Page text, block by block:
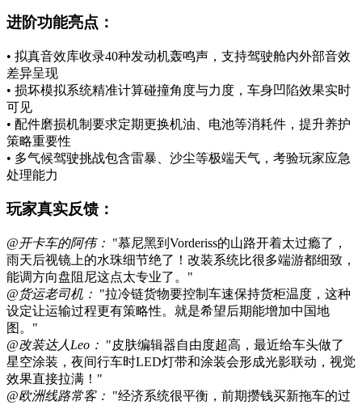
进阶功能亮点：
• 拟真音效库收录40种发动机轰鸣声，支持驾驶舱内外部音效
差异呈现
• 损坏模拟系统精准计算碰撞角度与力度，车身凹陷效果实时
可见
• 配件磨损机制要求定期更换机油、电池等消耗件，提升养护
策略重要性
• 多气候驾驶挑战包含雷暴、沙尘等极端天气，考验玩家应急
处理能力
玩家真实反馈：
@开卡车的阿伟： "慕尼黑到Vorderiss的山路开着太过瘾了，
雨天后视镜上的水珠细节绝了！改装系统比很多端游都细致，
能调方向盘阻尼这点太专业了。"
@货运老司机： "拉冷链货物要控制车速保持货柜温度，这种
设定让运输过程更有策略性。就是希望后期能增加中国地
图。"
@改装达人Leo： "皮肤编辑器自由度超高，最近给车头做了
星空涂装，夜间行车时LED灯带和涂装会形成光影联动，视觉
效果直接拉满！"
@欧洲线路常客： "经济系统很平衡，前期攒钱买新拖车的过